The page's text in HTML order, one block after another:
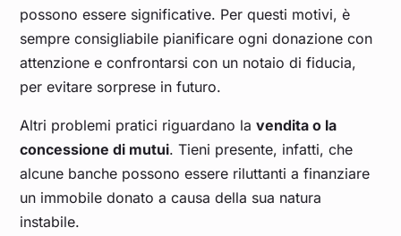
possono essere significative. Per questi motivi, è
sempre consigliabile pianificare ogni donazione con
attenzione e confrontarsi con un notaio di fiducia,
per evitare sorprese in futuro.
Altri problemi pratici riguardano lavendita o la
concessione di mutui. Tieni presente, infatti, che
alcune banche possono essere riluttanti a finanziare
un immobile donato a causa della sua natura
instabile.